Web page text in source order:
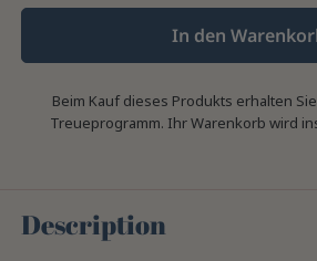
In den
Beim Kauf dieses Produkts erhalten Sie
Treueprogramm. Ihr Warenkorb wird
Description